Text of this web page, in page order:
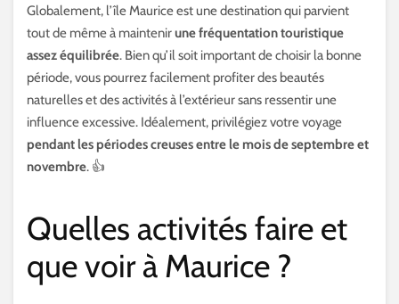
Globalement, l’île Maurice est une destination qui parvient
tout de même à maintenirune fréquentation touristique
assez équilibrée. Bien qu’il soit important de choisir la bonne
période, vous pourrez facilement profiter des beautés
naturelles et des activités à l’extérieur sans ressentir une
influence excessive. Idéalement, privilégiez votre voyage
pendant les périodes creuses entre le mois de septembre et
novembre. 👍
Quelles activités faire et
que voir à Maurice ?